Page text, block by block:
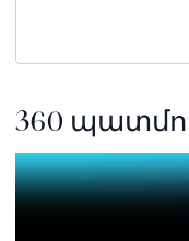
360